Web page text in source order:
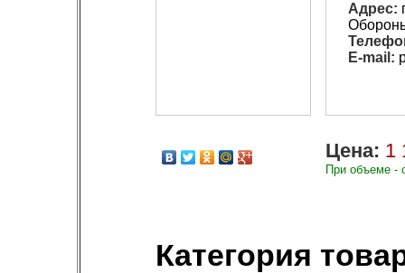
Адрес:
E-mail:
Цена: 1
При объеме -
Категория